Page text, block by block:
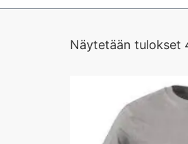
Näytetään tulokset